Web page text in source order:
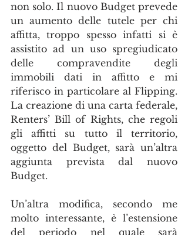
non solo. Il nuovo Budget prevede
un aumento delle tutele per chi
affitta, troppo spesso infatti si è
assistito ad un uso spregiudicato
delle compravendite degli
immobili dati in affitto e mi
riferisco in particolare al Flipping.
La creazione di una carta federale,
Renters’ Bill of Rights, che regoli
gli affitti su tutto il territorio,
oggetto del Budget, sarà un’altra
aggiunta prevista dal nuovo
Budget.
Un’altra modifica, secondo me
molto interessante, è l’estensione
del periodo nel quale sarà